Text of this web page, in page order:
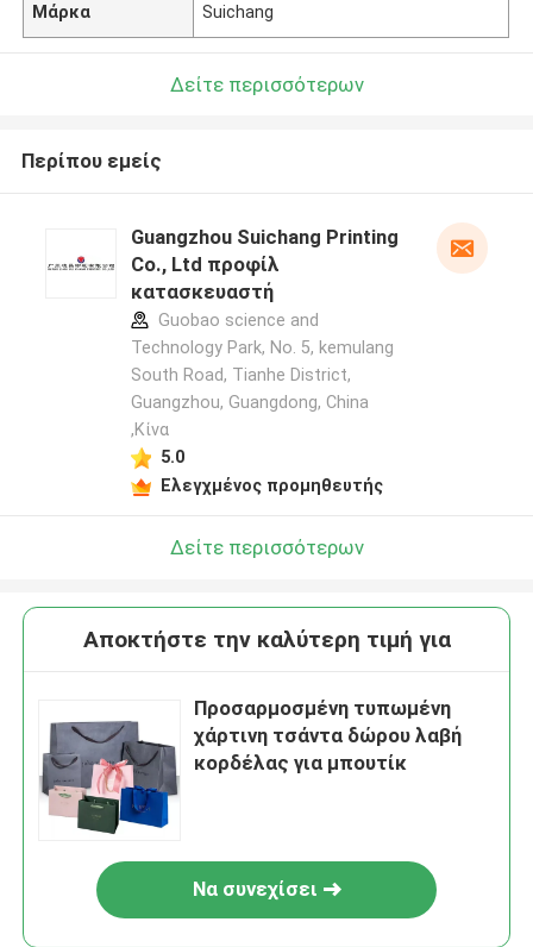
Μάρκα Suichang
Δείτε περισσότερων
Περίπου εμείς
Guangzhou Suichang Printing
Co., Ltd προφίλ
κατασκευαστή
Guobao science and
Technology Park, No. 5, kemulang
South Road, Tianhe District,
Guangzhou, Guangdong, China
,Κίνα
5.0
Ελεγχμένος προμηθευτής
Δείτε περισσότερων
Αποκτήστε την καλύτερη τιμή για
Προσαρμοσμένη τυπωμένη
χάρτινη τσάντα δώρου λαβή
κορδέλας για μπουτίκ
Να συνεχίσει